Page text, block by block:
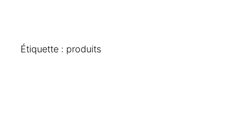
Étiquette : produits